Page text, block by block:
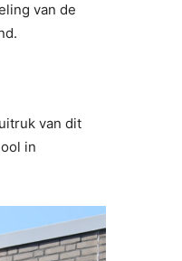
van de
van dit
in